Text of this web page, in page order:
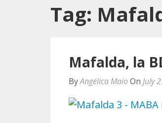
Tag:
Mafalda, la
ByAngélica Maio On July